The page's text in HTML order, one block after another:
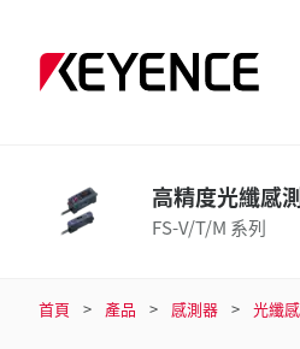
高精度光纖感
FS-V/T/M 系列
首頁 產品 感測器 光纖